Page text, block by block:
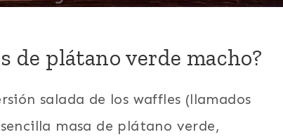
de plátano verde macho?
salada de los waffles (llamados
masa de plátano verde,